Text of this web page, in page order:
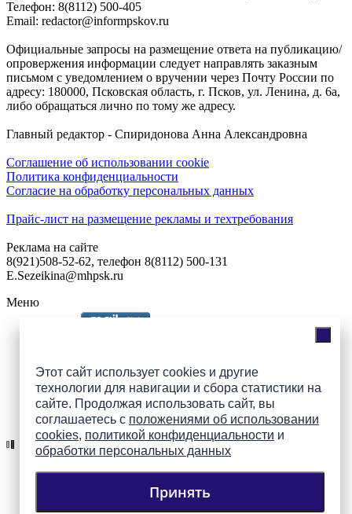
Этот сайт использует cookies и другие
технологии для навигации и сбора статистики на
сайте. Продолжая использовать сайт, вы
соглашаетесь с положениями об использовании
cookies, политикой конфиденциальности и
обработки персональных данных
Принять
Телефон: 8(8112) 500-405
Email: redactor@informpskov.ru
Официальные запросы на размещение ответа на публикацию/
опровержения информации следует направлять заказным
письмом с уведомлением о вручении через Почту России по
адресу: 180000, Псковская область, г. Псков, ул. Ленина, д. 6а,
либо обращаться лично по тому же адресу.
Главный редактор - Спиридонова Анна Александровна
Соглашение об использовании cookie
Политика конфиденциальности
Согласие на обработку персональных данных
Прайс-лист на размещение рекламы и техтребования
Реклама на сайте
8(921)508-52-62, телефон 8(8112) 500-131
E.Sezeikina@mhpsk.ru
Меню
Подпишись на группы
ПАИ в соцсетях!